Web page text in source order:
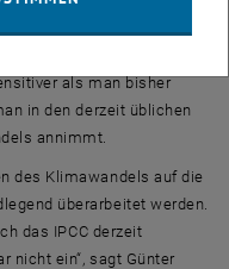
als man bisher
in den derzeit üblichen
annimmt.
des Klimawandels auf die
überarbeitet werden.
das IPCC derzeit
nicht ein“, sagt Günter